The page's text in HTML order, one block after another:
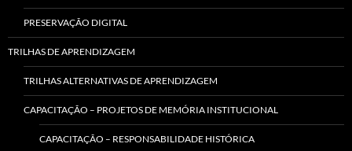
PRESERVAÇÃO DIGITAL
TRILHAS DE APRENDIZAGEM
TRILHAS ALTERNATIVAS DE APRENDIZAGEM
CAPACITAÇÃO – PROJETOS DE MEMÓRIA INSTITUCIONAL
CAPACITAÇÃO – RESPONSABILIDADE HISTÓRICA